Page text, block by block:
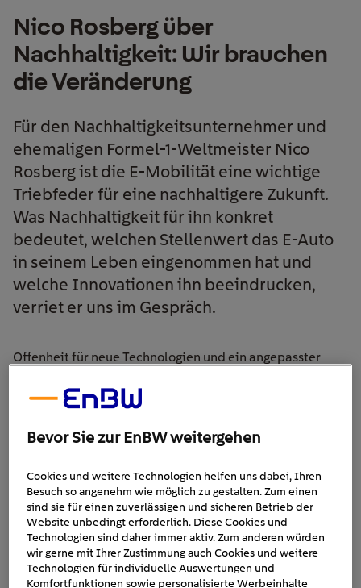
Nico Rosberg über
Nachhaltigkeit: Wir brauchen
die Veränderung
Für den Nachhaltigkeitsunternehmer und
ehemaligen Formel-1-Weltmeister Nico
Rosberg ist die E-Mobilität eine wichtige
Triebfeder für eine nachhaltigere Zukunft.
Was Nachhaltigkeit für ihn konkret
bedeutet, welchen Stellenwert das E-Auto
in seinem Leben eingenommen hat und
welche Innovationen ihn beeindrucken,
verriet er uns im Gespräch.
Offenheit für neue Technologien und ein angepasster
Rosberg hat eine klare Vorstellung davon, was uns auf
Aber er sieht auch Hürden, die es gemeinsam zu
Nachhaltigkeit: Die Herausforderung liegt
in der Veränderung
Nachhaltigkeit ist ein weit gefasster Begriff. Für Nico
Rosberg steckt dahinterinsbesondere, aber eben
ausschließlich, der Schutz unserer Umwelt. Es geht
Bevor Sie zur EnBW weitergehen
Cookies und weitere Technologien helfen uns dabei, Ihren
Besuch so angenehm wie möglich zu gestalten. Zum einen
sind sie für einen zuverlässigen und sicheren Betrieb der
Website unbedingt erforderlich. Diese Cookies und
Technologien sind daher immer aktiv. Zum anderen würden
wir gerne mit Ihrer Zustimmung auch Cookies und weitere
Technologien für individuelle Auswertungen und
Komfortfunktionen sowie personalisierte Werbeinhalte